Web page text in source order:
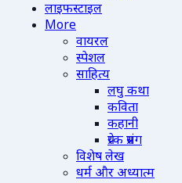
लाइफस्टाइल
More
वायरल
स्पेशल
साहित्य
लघु कथा
कविता
कहानी
प्रेरक प्रसंग
विशेष लेख
धर्म और अध्यात्म